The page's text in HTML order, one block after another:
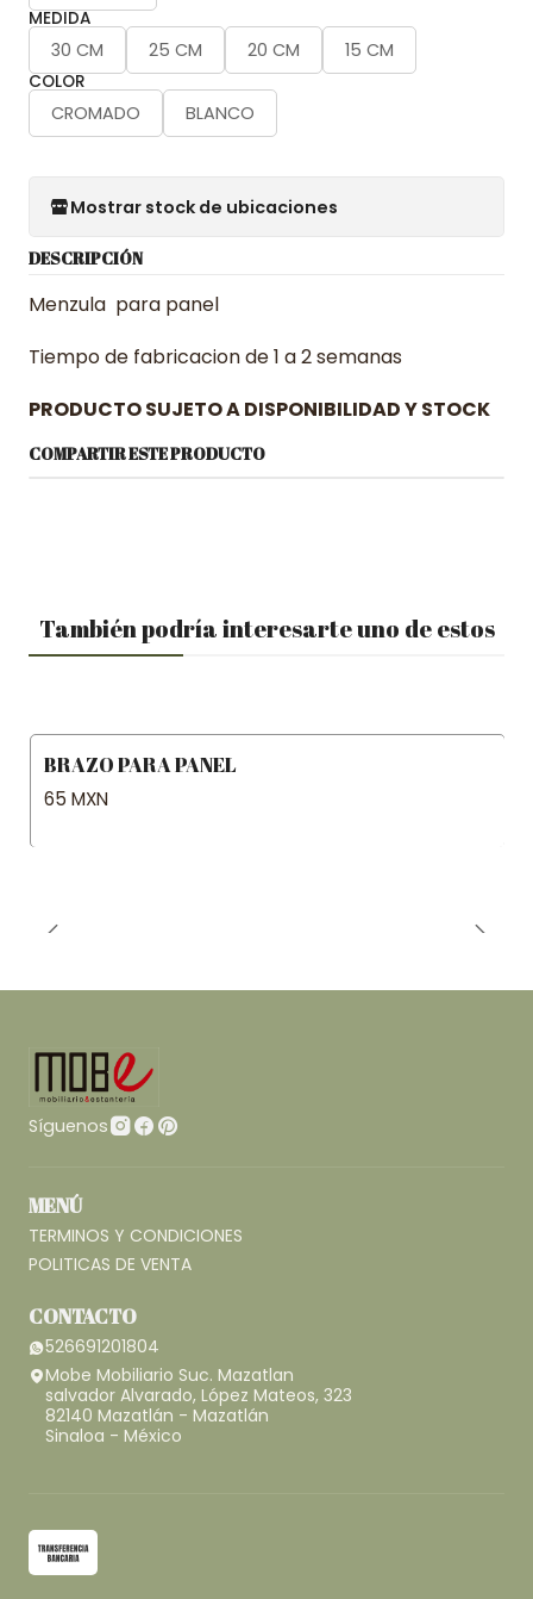
MEDIDA
30 CM 25 CM 20 CM 15 CM
COLOR
CROMADO BLANCO
Mostrar stock de ubicaciones
DESCRIPCIÓN
Menzula para panel
Tiempo de fabricacion de 1 a 2 semanas
PRODUCTO SUJETO A DISPONIBILIDAD Y STOCK
COMPARTIR ESTE PRODUCTO
También podría interesarte uno de estos
BRAZO PARA PANEL
65 MXN
Síguenos
MENÚ
TERMINOS Y CONDICIONES
POLITICAS DE VENTA
CONTACTO
526691201804
Mobe Mobiliario Suc. Mazatlan
salvador Alvarado, López Mateos, 323
82140 Mazatlán - Mazatlán
Sinaloa - México